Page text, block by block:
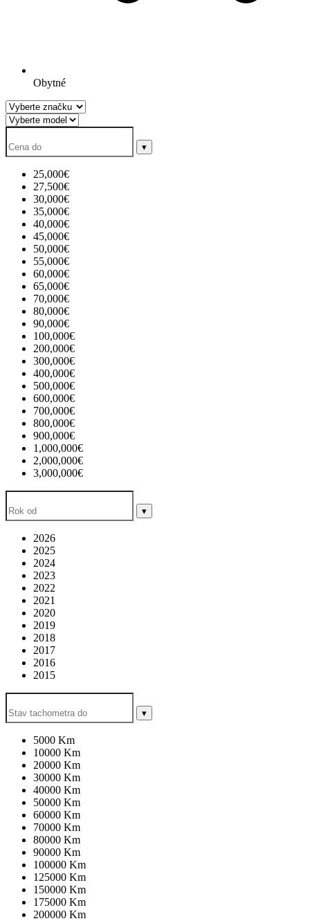
Obytné
▾
25,000€
27,500€
30,000€
35,000€
40,000€
45,000€
50,000€
55,000€
60,000€
65,000€
70,000€
80,000€
90,000€
100,000€
200,000€
300,000€
400,000€
500,000€
600,000€
700,000€
800,000€
900,000€
1,000,000€
2,000,000€
3,000,000€
▾
2026
2025
2024
2023
2022
2021
2020
2019
2018
2017
2016
2015
▾
5000 Km
10000 Km
20000 Km
30000 Km
40000 Km
50000 Km
60000 Km
70000 Km
80000 Km
90000 Km
100000 Km
125000 Km
150000 Km
175000 Km
200000 Km